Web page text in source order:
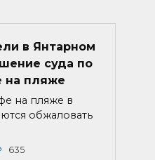
в Янтарном
суда по
на пляже
на пляже в
обжаловать
635